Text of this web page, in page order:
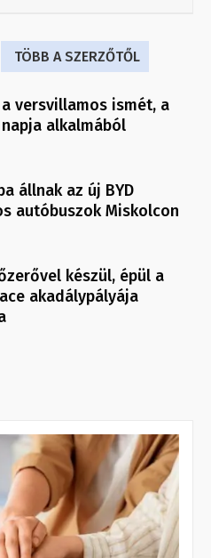
TÖBB A SZERZŐTŐL
versvillamos ismét, a
alkalmából
állnak az új BYD
autóbuszok Miskolcon
készül, épül a
akadálypályája